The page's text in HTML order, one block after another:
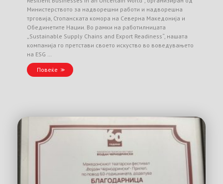
Министерството за надворешни работи и надворешна
трговија, Стопанската комора на Северна Македонија и
Обединетите Нации. Во рамки на работилницата
„Sustainable Supply Chains and Export Readiness“, нашата
компанија го претстави своето искуство во воведувањето
на ESG …
Повеќе